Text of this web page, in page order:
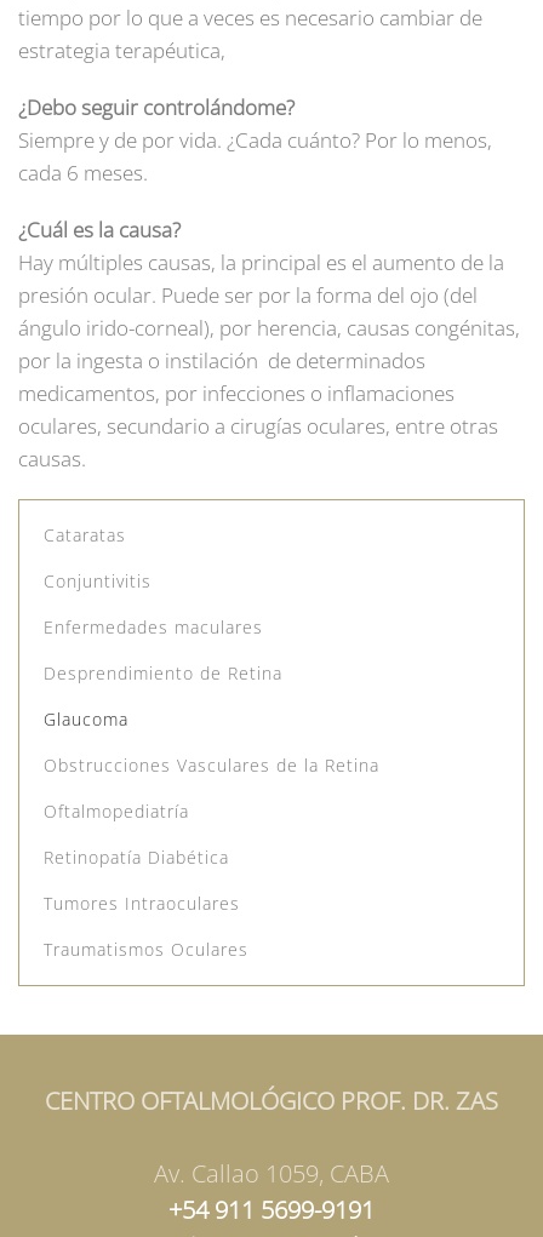
tiempo por lo que a veces es necesario cambiar de
estrategia terapéutica,
¿Debo seguir controlándome?
Siempre y de por vida. ¿Cada cuánto? Por lo menos,
cada 6 meses.
¿Cuál es la causa?
Hay múltiples causas, la principal es el aumento de la
presión ocular. Puede ser por la forma del ojo (del
ángulo irido-corneal), por herencia, causas congénitas,
por la ingesta o instilación de determinados
medicamentos, por infecciones o inflamaciones
oculares, secundario a cirugías oculares, entre otras
causas.
Cataratas
Conjuntivitis
Enfermedades maculares
Desprendimiento de Retina
Glaucoma
Obstrucciones Vasculares de la Retina
Oftalmopediatría
Retinopatía Diabética
Tumores Intraoculares
Traumatismos Oculares
CENTRO OFTALMOLÓGICO PROF. DR. ZAS
Av. Callao 1059, CABA
+54 911 5699-9191